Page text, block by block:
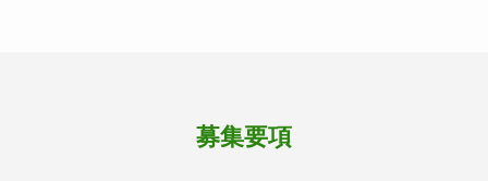
募集要項